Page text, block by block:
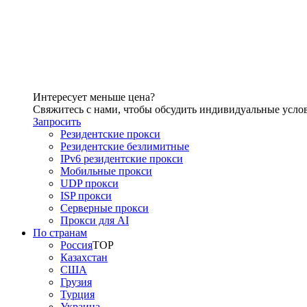
Интересует меньше цена?
Свяжитесь с нами, чтобы обсудить индивидуальные
Запросить
Резидентские прокси
Резидентские безлимитные
IPv6 резидентские прокси
Мобильные прокси
UDP прокси
ISP прокси
Серверные прокси
Прокси для AI
По странам
РоссияTOP
Казахстан
США
Грузия
Турция